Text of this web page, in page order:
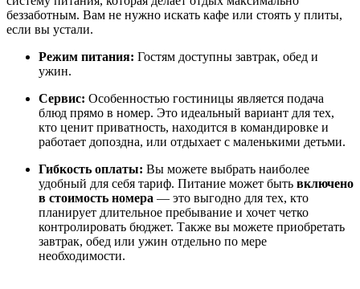
беззаботным. Вам не нужно искать кафе или стоять у плиты,
если вы устали.
Режим питания: Гостям доступны завтрак, обед и
ужин.
Сервис: Особенностью гостиницы является подача
блюд прямо в номер. Это идеальный вариант для тех,
кто ценит приватность, находится в командировке и
работает допоздна, или отдыхает с маленькими детьми.
Гибкость оплаты: Вы можете выбрать наиболее
удобный для себя тариф. Питание может быть включено
в стоимость номера — это выгодно для тех, кто
планирует длительное пребывание и хочет четко
контролировать бюджет. Также вы можете приобретать
завтрак, обед или ужин отдельно по мере
необходимости.